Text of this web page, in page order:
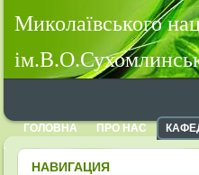
Миколаївського
ГОЛОВНА ПРО НАС
НАВИГАЦИЯ